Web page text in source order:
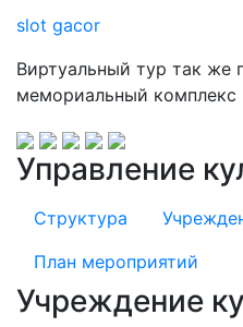
slot gacor
Виртуальный тур так же
мемориальный комплекс
Управление
Структура
План мероприятий
Учреждение